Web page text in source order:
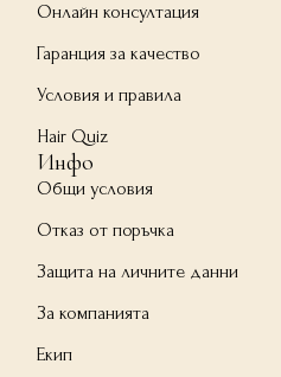
Онлайн консултация
Гаранция за качество
Условия и правила
Hair Quiz
Инфо
Общи условия
Отказ от поръчка
Защита на личните данни
За компанията
Екип